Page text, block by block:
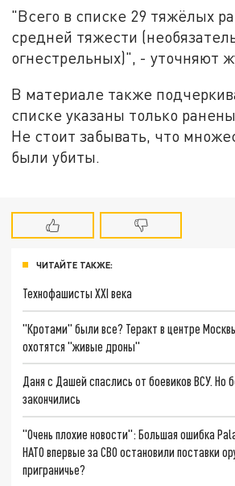
"Всего в списке 29 тяжёлых
средней тяжести
огнестрельных)", - уточняют
В материале также
списке указаны только
Не стоит забывать, что
были убиты.
ЧИТАЙТЕ ТАКЖЕ:
Технофашисты XXI века
"Кротами" были все? Теракт в центре
охотятся "живые дроны"
Даня с Дашей спаслись от боевиков ВСУ. Но
закончились
"Очень плохие новости": Большая ошибка
НАТО впервые за СВО остановили поставки
приграничье?